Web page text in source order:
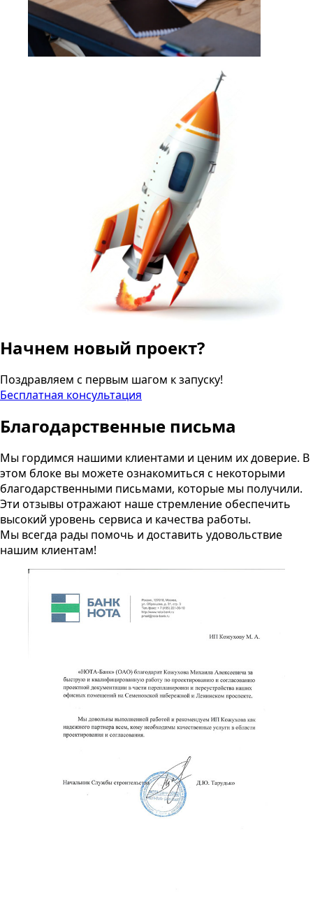
Начнем новый проект?
Поздравляем с первым шагом к запуску!
Бесплатная консультация
Благодарственные письма
Мы гордимся нашими клиентами и ценим их доверие. В
этом блоке вы можете ознакомиться с некоторыми
благодарственными письмами, которые мы получили.
Эти отзывы отражают наше стремление обеспечить
высокий уровень сервиса и качества работы.
Мы всегда рады помочь и доставить удовольствие
нашим клиентам!